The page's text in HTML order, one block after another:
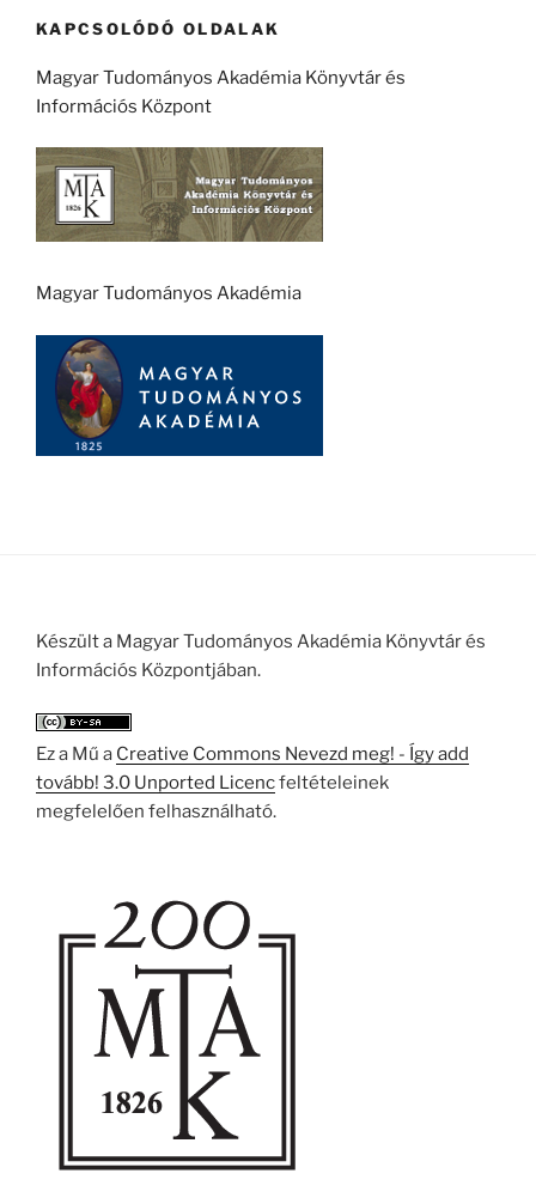
KAPCSOLÓDÓ OLDALAK
Magyar Tudományos Akadémia Könyvtár és
Információs Központ
Magyar Tudományos Akadémia
Készült a Magyar Tudományos Akadémia Könyvtár és
Információs Központjában.
Ez a Mű a Creative Commons Nevezd meg! - Így add
tovább! 3.0 Unported Licencfeltételeinek
megfelelően felhasználható.